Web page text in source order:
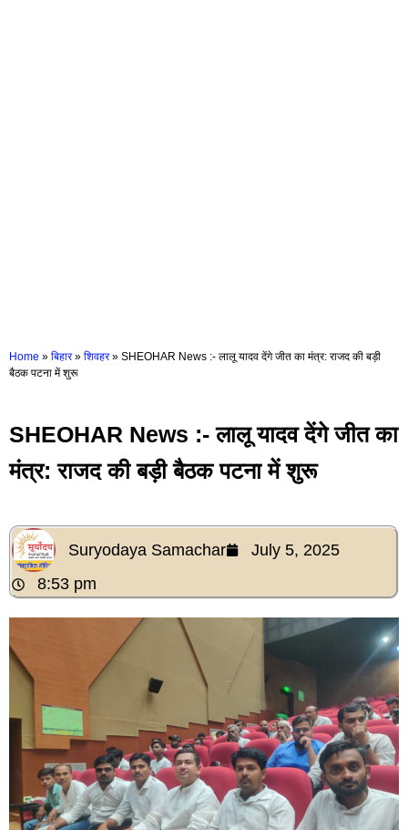
Home » बिहार » शिवहर » SHEOHAR News :- लालू यादव देंगे जीत का मंत्र: राजद की बड़ी
बैठक पटना में शुरू
SHEOHAR News :- लालू यादव देंगे जीत का
मंत्र: राजद की बड़ी बैठक पटना में शुरू
Suryodaya Samachar
July 5, 2025
8:53 pm